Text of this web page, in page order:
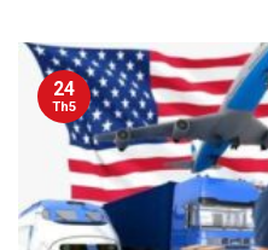
24
Th5